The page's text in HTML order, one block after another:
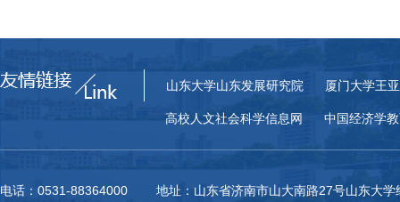
山东大学山东发展研究院 厦门大学王
高校人文社会科学信息网 中国经济学
电话：0531-88364000 地址：山东省济南市山大南路27号山东大学